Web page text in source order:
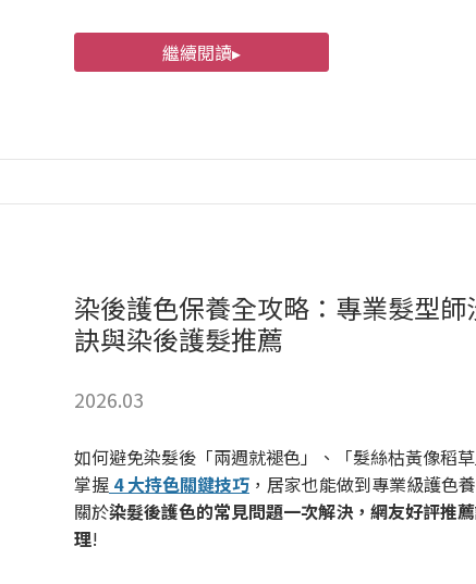
繼續閱讀▸
染後護色保養全攻略：專業髮型
訣與染後護髮推薦
2026.03
如何避免染髮後「兩週就褪色」、「髮絲枯黃像稻
掌握 4 大持色關鍵技巧 ，居家也能做到專業級護色
關於染髮後護色的常見問題一次解決，網友好評推
理!